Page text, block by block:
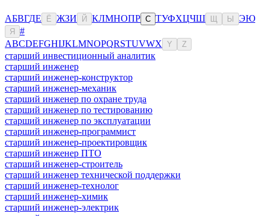
АБВГДЕ Ё ЖЗИ Й КЛМНОПР С ТУФХЦЧШ Ы ЭЮ
Я
#
ABCDEFGHIJKLMNOPQRSTUVWX Y Z
старший инвестиционный аналитик
старший инженер
старший инженер-конструктор
старший инженер-механик
старший инженер по охране труда
старший инженер по тестированию
старший инженер по эксплуатации
старший инженер-программист
старший инженер-проектировщик
старший инженер ПТО
старший инженер-строитель
старший инженер технической поддержки
старший инженер-технолог
старший инженер-химик
старший инженер-электрик